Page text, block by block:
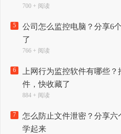
700 + 阅读
5
公司怎么监控电脑？分享6
了
766 + 阅读
6
上网行为监控软件有哪些
件，快收藏了
884 + 阅读
7
怎么防止文件泄密？分享
学起来